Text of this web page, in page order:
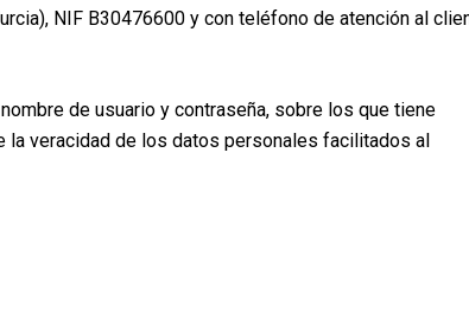
NIF B30476600 y con teléfono de atención al
de usuario y contraseña, sobre los que tiene
veracidad de los datos personales facilitados al